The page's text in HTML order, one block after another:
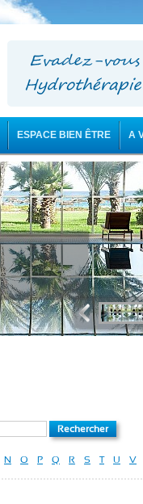
ESPACE BIEN ÊTRE A
N O P Q R S T U V